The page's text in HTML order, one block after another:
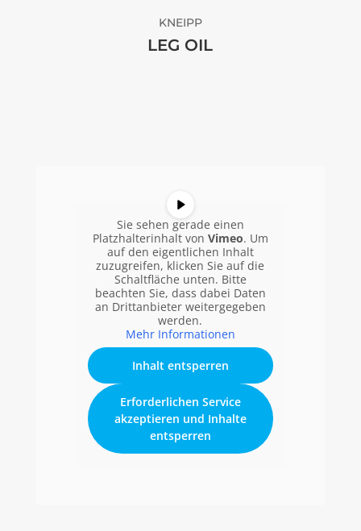
KNEIPP
LEG OIL
Sie sehen gerade einen
Platzhalterinhalt von Vimeo. Um
auf den eigentlichen Inhalt
zuzugreifen, klicken Sie auf die
Schaltfläche unten. Bitte
beachten Sie, dass dabei Daten
an Drittanbieter weitergegeben
werden.
Mehr Informationen
Inhalt entsperren
Erforderlichen Service
akzeptieren und Inhalte
entsperren